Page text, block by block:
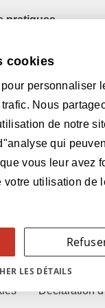
pratiques
fréquentes
générales (de
le soutien de:
Déclaration
cookies
personnaliser
Nous
de notre
qui
vous leur avez
utilisation de
LES DÉTAILS